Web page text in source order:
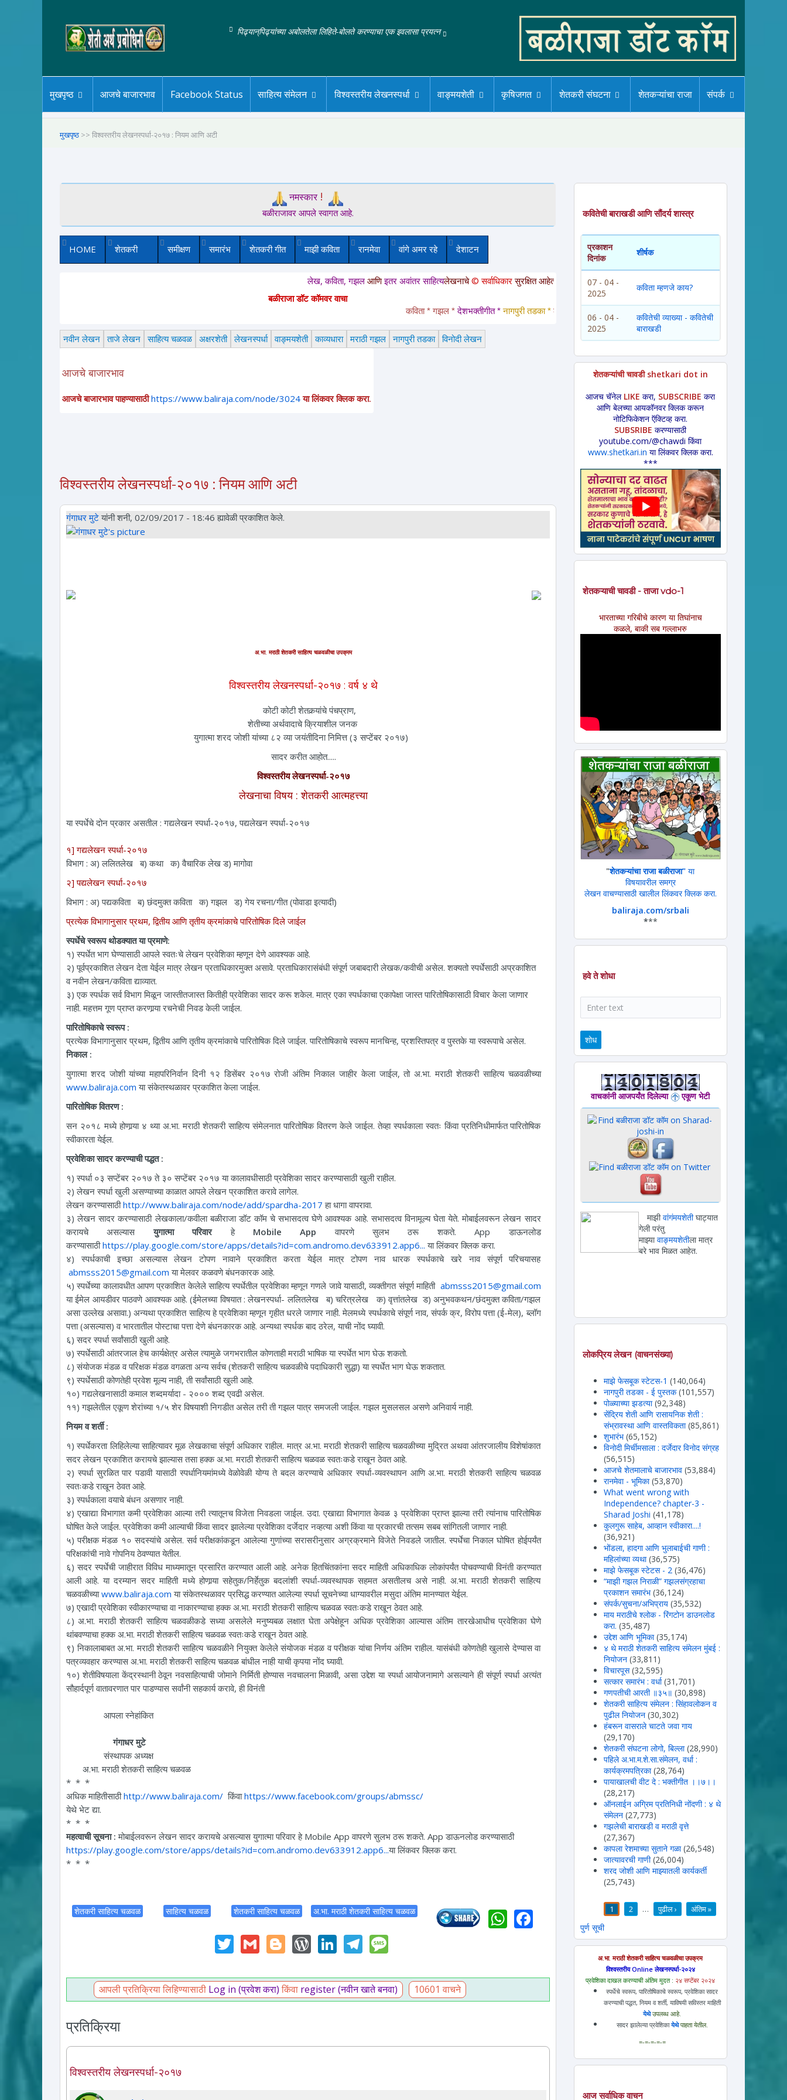
पिढ्यान्‌पिढ्यांच्या अबोलतेला लिहिते-बोलते करण्याचा एक इवलासा प्रयत्न
मुखपृष्ठ आजचे बाजारभाव Facebook Status साहित्य संमेलन विश्वस्तरीय लेखनस्पर्धा वाङ्मयशेती कृषिजगत शेतकरी संघटना शेतकऱ्यांचा राजा संपर्क
मुखपृष्ठ >> विश्वस्तरीय लेखनस्पर्धा-२०१७ : नियम आणि अटी
नमस्कार!
बळीराजावर आपले स्वागत आहे.
HOME शेतकरी समीक्षण समारंभ शेतकरी गीत माझी कविता रानमेवा वांगे अमर रहे देशाटन
लेख, कविता, गझलआणि इतर अवांतर साहित्यलेखनाचे© सर्वाधिकारसुरक्षित आहेत. या साईटवरचे साहित्य इतरांना पाठवायचे असल्यास कृपया साईटचा पत्ता इतरांना कळवावा
बळीराजा डॉट कॉमवर वाचा
कविता * गझल * देशभक्तीगीत * नागपुरी तडका * लावणी * अंगाईगीत * शेतकरीगीत * ललीत लेख * कथा * विडंबन *
नवीन लेखन ताजे लेखन साहित्य चळवळ अक्षरशेती लेखनस्पर्धा वाङ्मयशेती काव्यधारा मराठी गझल नागपुरी तडका विनोदी लेखन
आजचे बाजारभाव
आजचे बाजारभाव पाहण्यासाठी https://www.baliraja.com/node/3024 या लिंकवर क्लिक करा.
विश्वस्तरीय लेखनस्पर्धा-२०१७ : नियम आणि अटी
गंगाधर मुटेयांनी शनी, 02/09/2017 - 18:46 ह्यावेळी प्रकाशित केले.
अ.भा. मराठी शेतकरी साहित्य चळवळीचा उपक्रम
विश्वस्तरीय लेखनस्पर्धा-२०१७ : वर्ष ४ थे
कोटी कोटी शेतकर्‍यांचे पंचप्राण,
शेतीच्या अर्थवादाचे क्रियाशील जनक
युगात्मा शरद जोशी यांच्या ८२ व्या जयंतीदिना निमित्त (३ सप्टेंबर २०१७)
सादर करीत आहोत.....
विश्वस्तरीय लेखनस्पर्धा-२०१७
लेखनाचा विषय : शेतकरी आत्महत्त्या
या स्पर्धेचे दोन प्रकार असतील : गद्यलेखन स्पर्धा-२०१७, पद्यलेखन स्पर्धा-२०१७
१] गद्यलेखन स्पर्धा-२०१७
विभाग : अ) ललितलेख ब) कथा क) वैचारिक लेख ड) मागोवा
२] पद्यलेखन स्पर्धा-२०१७
विभाग : अ) पद्यकविता ब) छंदमुक्त कविता क) गझल ड) गेय रचना/गीत (पोवाडा इत्यादी)
प्रत्येक विभागानुसार प्रथम, द्वितीय आणि तृतीय क्रमांकाचे पारितोषिक दिले जाईल
स्पर्धेचे स्वरूप थोडक्यात या प्रमाणे:
१) स्पर्धेत भाग घेण्यासाठी आपले स्वतःचे लेखन प्रवेशिका म्हणून देणे आवश्यक आहे.
२) पूर्वप्रकाशित लेखन देता येईल मात्र लेखन प्रताधिकारमुक्त असावे. प्रताधिकारासंबंधी संपूर्ण जबाबदारी लेखक/कवीची असेल. शक्यतो स्पर्धेसाठी अप्रकाशित
व नवीन लेखन/कविता द्याव्यात.
३) एक स्पर्धक सर्व विभाग मिळून जास्तीतजास्त कितीही प्रवेशिका सादर करू शकेल. मात्र एका स्पर्धकाचा एकापेक्षा जास्त पारितोषिकासाठी विचार केला जाणार
नाही. महत्तम गूण प्राप्त करणार्‍या रचनेची निवड केली जाईल.
पारितोषिकाचे स्वरूप :
प्रत्येक विभागानुसार प्रथम, द्वितीय आणि तृतीय क्रमांकाचे पारितोषिक दिले जाईल. पारितोषिकाचे स्वरूप मानचिन्ह, प्रशस्तिपत्र व पुस्तके या स्वरूपाचे असेल.
निकाल :
युगात्मा शरद जोशी यांच्या महापरिनिर्वान दिनी १२ डिसेंबर २०१७ रोजी अंतिम निकाल जाहीर केला जाईल, तो अ.भा. मराठी शेतकरी साहित्य चळवळीच्या
www.baliraja.com या संकेतस्थळावर प्रकाशित केला जाईल.
पारितोषिक वितरण :
सन २०१८ मध्ये होणार्‍या ४ थ्या अ.भा. मराठी शेतकरी साहित्य संमेलनात पारितोषिक वितरण केले जाईल. तेव्हा स्पर्धकाला स्वतः किंवा प्रतिनिधीमार्फत पारितोषिक
स्वीकारता येईल.
प्रवेशिका सादर करण्याची पद्धत :
१) स्पर्धा ०३ सप्टेंबर २०१७ ते ३० सप्टेंबर २०१७ या कालावधीसाठी प्रवेशिका सादर करण्यासाठी खुली राहील.
२) लेखन स्पर्धा खुली असण्याच्या काळात आपले लेखन प्रकाशित करावे लागेल.
लेखन करण्यासाठीhttp://www.baliraja.com/node/add/spardha-2017 हा धागा वापरावा.
३) लेखन सादर करण्यासाठी लेखकाला/कवीला बळीराजा डॉट कॉम चे सभासदत्व घेणे आवश्यक आहे. सभासदत्व विनामूल्य घेता येते. मोबाईलवरून लेखन सादर
करायचे असल्यासयुगात्मा परिवारहे Mobile App वापरणे सुलभ ठरू शकते. App डाऊनलोड
करण्यासाठीhttps://play.google.com/store/apps/details?id=com.andromo.dev633912.app6... या लिंकवर क्लिक करा.
४) स्पर्धकाची इच्छा असल्यास लेखन टोपण नावाने प्रकाशित करता येईल मात्र टोपण नाव धारक स्पर्धकाचे खरे नाव संपूर्ण परिचयासह
abmsss2015@gmail.com या मेलवर कळवणे बंधनकारक आहे.
५) स्पर्धेच्या कालावधीत आपण प्रकाशित केलेले साहित्य स्पर्धेतील प्रवेशिका म्हणून गणले जावे यासाठी, व्यक्तीगत संपूर्ण माहिती abmsss2015@gmail.com
या ईमेल आयडीवर पाठवणे आवश्यक आहे. (ईमेलच्या विषयात : लेखनस्पर्धा- ललितलेख ब) चरित्रलेख क) वृत्तांतलेख ड) अनुभवकथन/छंदमुक्त कविता/गझल
असा उल्लेख असावा.) अन्यथा प्रकाशित साहित्य हे प्रवेशिका म्हणून गृहीत धरले जाणार नाही. मेलमध्ये स्पर्धकाचे संपूर्ण नाव, संपर्क क्र, विरोप पत्ता (ई-मेल), ब्लॉग
पत्ता (असल्यास) व भारतातील पोस्टाचा पत्ता देणे बंधनकारक आहे. अन्यथा स्पर्धक बाद ठरेल, याची नोंद घ्यावी.
६) सदर स्पर्धा सर्वांसाठी खुली आहे.
७) स्पर्धेसाठी आंतरजाल हेच कार्यक्षेत्र असेल त्यामुळे जगभरातील कोणताही मराठी भाषिक या स्पर्धेत भाग घेऊ शकतो.
८) संयोजक मंडळ व परिक्षक मंडळ वगळता अन्य सर्वच (शेतकरी साहित्य चळवळीचे पदाधिकारी सुद्धा) या स्पर्धेत भाग घेऊ शकतात.
९) स्पर्धेसाठी कोणतेही प्रवेश मूल्य नाही, ती सर्वांसाठी खुली आहे.
१०) गद्यलेखनासाठी कमाल शब्दमर्यादा - २००० शब्द एवढी असेल.
११) गझलेतील एकूण शेरांच्या १/५ शेर विषयाशी निगडीत असेल तरी ती गझल पात्र समजली जाईल. गझल मुसलसल असणे अनिवार्य नाही.
नियम व शर्ती :
१) स्पर्धेकरता लिहिलेल्या साहित्यावर मूळ लेखकाचा संपूर्ण अधिकार राहील. मात्र अ.भा. मराठी शेतकरी साहित्य चळवळीच्या मुद्रित अथवा आंतरजालीय विशेषांकात
सदर लेखन प्रकाशित करायचे झाल्यास तसा हक्क अ.भा. मराठी शेतकरी साहित्य चळवळ स्वतःकडे राखून ठेवत आहे.
२) स्पर्धा सुरळित पार पडावी यासाठी स्पर्धानियमांमध्ये वेळोवेळी योग्य ते बदल करण्याचे अधिकार स्पर्धा-व्यवस्थापन आणि अ.भा. मराठी शेतकरी साहित्य चळवळ
स्वतःकडे राखून ठेवत आहे.
३) स्पर्धकाला वयाचे बंधन असणार नाही.
४) एखाद्या विभागात कमी प्रवेशिका आल्या तरी त्यातूनच विजेता निवडला जाईल. उदा. एखाद्या विभागात केवळ ३ प्रवेशिका प्राप्त झाल्या तरी त्यांनाच पारितोषिक
घोषित केले जाईल. प्रवेशिका कमी आल्याची किंवा सादर झालेल्या प्रवेशिका दर्जेदार नव्हत्या अशी किंवा या प्रकारची तत्सम सबब सांगितली जाणार नाही.
५) परीक्षक मंडळ १० सदस्यांचे असेल. सर्व परीक्षकांकडून आलेल्या गुणांच्या सरासरीनुसार अग्रक्रमाने विजेते निवडले जातील. स्पर्धेचा निकाल घोषित होईपर्यंत
परिक्षकांची नावे गोपनिय ठेवण्यात येतील.
६) सदर स्पर्धेची जाहीरात विविध माध्यमातून प्रसारित करण्यात आली आहे. अनेक हितचिंतकांना सदर माहिती अधिकाधिक लोकांपर्यंत पोचवण्याची विनंती करण्यात
आली आहे. या दरम्यान सदर माहिती मध्ये होणार्‍या सहेतुक/निर्हेतुक बदलांशी स्पर्धा-व्यवस्थापक सहमत असतीलच असे नाही. अ.भा. मराठी शेतकरी साहित्य
चळवळीच्याwww.baliraja.com या संकेतस्थळावर प्रसिद्ध करण्यात आलेल्या स्पर्धा सूचनेच्या धाग्यावरील मसुदा अंतिम मानण्यात येईल.
७) एखादी प्रवेशिका स्वीकारण्याचा वा नाकारण्याचा हक्क अ.भा. मराठी शेतकरी साहित्य चळवळ स्वतःकडे राखून ठेवत आहे.
८) अ.भा. मराठी शेतकरी साहित्य चळवळीकडे सध्या असलेले मनुष्यबळ लक्षात घेता अपेक्षेहून अधिक प्रवेशिका आल्यास अंतिम तारखेआधीच प्रवेशिका घेणे
थांबवण्याचा हक्क अ.भा. मराठी शेतकरी साहित्य चळवळ स्वतःकडे राखून ठेवत आहे.
९) निकालाबाबत अ.भा. मराठी शेतकरी साहित्य चळवळीने नियुक्त केलेले संयोजक मंडळ व परीक्षक यांचा निर्णय अंतिम राहील. यासंबंधी कोणतेही खुलासे देण्यास वा
पत्रव्यवहार करण्यास अ.भा. मराठी शेतकरी साहित्य चळवळ बांधील नाही याची कृपया नोंद घ्यावी.
१०) शेतीविषयाला केंद्रस्थानी ठेवून नवसाहित्याची जोमाने निर्मिती होण्यास नवचालना मिळावी, असा उद्देश या स्पर्धा आयोजनामागे असल्याने ही संपूर्ण स्पर्धा अत्यंत
सौहार्दपूर्ण वातावरणात पार पाडण्यास सर्वांनी सहकार्य करावे, ही विनंती
आपला स्नेहांकित
गंगाधर मुटे
संस्थापक अध्यक्ष
अ.भा. मराठी शेतकरी साहित्य चळवळ
* * *
अधिक माहितीसाठीhttp://www.baliraja.com/ किंवाhttps://www.facebook.com/groups/abmssc/
येथे भेट द्या.
* * *
महत्वाची सूचना :मोबाईलवरून लेखन सादर करायचे असल्यास युगात्मा परिवार हे Mobile App वापरणे सुलभ ठरू शकते. App डाऊनलोड करण्यासाठी
https://play.google.com/store/apps/details?id=com.andromo.dev633912.app6...या लिंकवर क्लिक करा.
* * *
शेतकरी साहित्य चळवळ साहित्य चळवळ शेतकरी साहित्य चळवळ अ.भा. मराठी शेतकरी साहित्य चळवळ WhatsApp
Facebook
Twitter
GmailBlogger
WordPress
LinkedIn
Telegram
आपली प्रतिक्रिया लिहिण्यासाठी Log in (प्रवेश करा)किंवा register (नवीन खाते बनवा) 10601 वाचने
प्रतिक्रिया
विश्वस्तरीय लेखनस्पर्धा-२०१७
कवितेची बाराखडी आणि सौंदर्य शास्त्र
प्रकाशन
दिनांक
शीर्षक
07 - 04 -
2025
कविता म्हणजे काय?
06 - 04 -
2025
कवितेची व्याख्या - कवितेची
बाराखडी
शेतकऱ्यांची चावडी shetkari dot in
आजच चॅनेल LIKE करा, SUBSCRIBE करा
आणि बेलच्या आयकॉनवर क्लिक करून
नोटिफिकेशन ऍक्टिव्ह करा.
SUBSRIBE करण्यासाठी
youtube.com/@chawdi किंवा
www.shetkari.in या लिंकवर क्लिक करा.
***
शेतकऱ्याची चावडी - ताजा vdo-1
भारताच्या गरिबीचे कारण या तिघांनाच
कळले, बाकी सब गल्लाभरु
"शेतकऱ्यांचा राजा बळीराजा" या
विषयावरील समग्र
लेखन वाचण्यासाठी खालील लिंकवर क्लिक करा.
baliraja.com/srbali
***
हवे ते शोधा
शोध
वाचकांनी आजपर्यंत दिलेल्या एकूण भेटी
माझीवांगंमयशेतीघाट्यात
गेली परंतु
माझ्यावाङ्मयशेतीला मात्र
बरे भाव मिळत आहेत.
लोकप्रिय लेखन (वाचनसंख्या)
माझे फेसबूक स्टेटस-1 (140,064)
नागपुरी तडका - ई पुस्तक (101,557)
पोळ्याच्या झडत्या (92,348)
सेंद्रिय शेती आणि रासायनिक शेती :
संभ्रावस्था आणि वास्तविकता (85,861)
शुभारंभ (65,152)
विनोदी मिर्चीमसाला : दर्जेदार विनोद संग्रह
(56,515)
आजचे शेतमालाचे बाजारभाव (53,884)
रानमेवा - भूमिका (53,870)
What went wrong with
Independence? chapter-3 -
Sharad Joshi (41,178)
कुलगुरू साहेब, आव्हान स्वीकारा....!
(36,921)
भोंडला, हादगा आणि भुलाबाईची गाणी :
महिलांच्या व्यथा (36,575)
माझे फेसबूक स्टेटस - 2 (36,476)
“माझी गझल निराळी” गझलसंग्रहाचा
प्रकाशन समारंभ (36,124)
संपर्क/सुचना/अभिप्राय (35,532)
माय मराठीचे श्लोक - रिंगटोन डाउनलोड
करा. (35,487)
उद्देश आणि भूमिका (35,174)
४ थे मराठी शेतकरी साहित्य संमेलन मुंबई :
नियोजन (33,811)
विचारपूस (32,595)
सत्कार समारंभ : वर्धा (31,701)
गणपतीची आरती ॥३५॥ (30,898)
शेतकरी साहित्य संमेलन : सिंहावलोकन व
पुढील नियोजन (30,302)
हंबरून वासराले चाटते जवा गाय
(29,170)
शेतकरी संघटना लोगो, बिल्ला (28,990)
पहिले अ.भा.म.शे.सा.संमेलन, वर्धा :
कार्यक्रमपत्रिका (28,764)
पायाखालची वीट दे : भक्तीगीत ।।७।।
(28,217)
ऑनलाईन अग्रिम प्रतिनिधी नोंदणी : ४ थे
संमेलन (27,773)
गझलेची बाराखडी व मराठी वृत्ते
(27,367)
कापला रेशमाच्या सुताने गळा (26,548)
जात्यावरची गाणी (26,004)
शरद जोशी आणि माझ्यातली कार्यकर्ती
(25,743)
1 2 … पुढील › अंतिम »
पुर्ण सूची
अ.भा. मराठी शेतकरी साहित्य चळवळीचा उपक्रम
विश्वस्तरीय Online लेखनस्पर्धा-२०२४
प्रवेशिका दाखल करण्याची अंतिम मुदत : २४ सप्टेंबर २०२४
स्पर्धेचे स्वरूप, पारितोषिकाचे स्वरूप, प्रवेशिका सादर
करण्याची पद्धत, नियम व शर्ती, याविषयी सविस्तर माहिती
येथेउपलब्ध आहे.
सादर झालेल्या प्रवेशिकायेथेपाहता येतील.
=-=-=-=-=
आज सर्वाधिक वाचन